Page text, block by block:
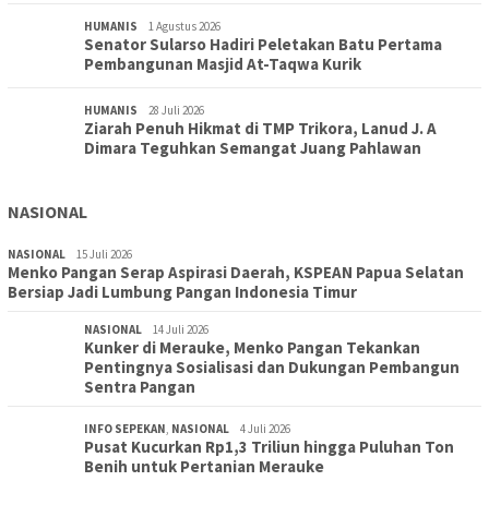
HUMANIS 1 Agustus 2026
Senator Sularso Hadiri Peletakan Batu Pertama
Pembangunan Masjid At-Taqwa Kurik
HUMANIS 28 Juli 2026
Ziarah Penuh Hikmat di TMP Trikora, Lanud J. A
Dimara Teguhkan Semangat Juang Pahlawan
NASIONAL
NASIONAL 15 Juli 2026
Menko Pangan Serap Aspirasi Daerah, KSPEAN Papua Selatan
Bersiap Jadi Lumbung Pangan Indonesia Timur
NASIONAL 14 Juli 2026
Kunker di Merauke, Menko Pangan Tekankan
Pentingnya Sosialisasi dan Dukungan Pembangun
Sentra Pangan
INFO SEPEKAN NASIONAL 4 Juli 2026
Pusat Kucurkan Rp1,3 Triliun hingga Puluhan Ton
Benih untuk Pertanian Merauke